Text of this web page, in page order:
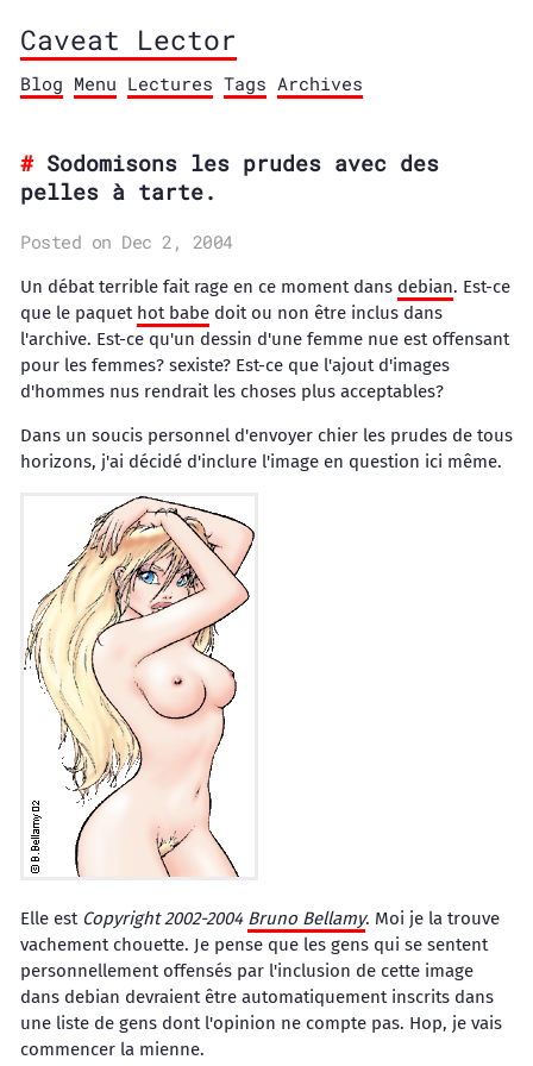
Caveat Lector
Blog Menu Lectures Tags Archives
Sodomisons les prudes avec des
pelles à tarte.
Posted on Dec 2, 2004
Un débat terrible fait rage en ce moment dans debian. Est-ce
que le paquet hot babe doit ou non être inclus dans
l'archive. Est-ce qu'un dessin d'une femme nue est offensant
pour les femmes? sexiste? Est-ce que l'ajout d'images
d'hommes nus rendrait les choses plus acceptables?
Dans un soucis personnel d'envoyer chier les prudes de tous
horizons, j'ai décidé d'inclure l'image en question ici même.
Elle est Copyright 2002-2004 Bruno Bellamy. Moi je la trouve
vachement chouette. Je pense que les gens qui se sentent
personnellement offensés par l'inclusion de cette image
dans debian devraient être automatiquement inscrits dans
une liste de gens dont l'opinion ne compte pas. Hop, je vais
commencer la mienne.